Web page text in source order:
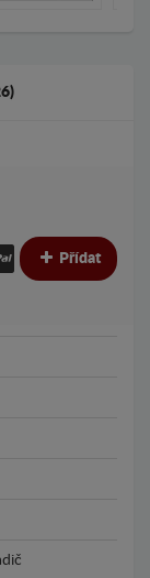
Přídat